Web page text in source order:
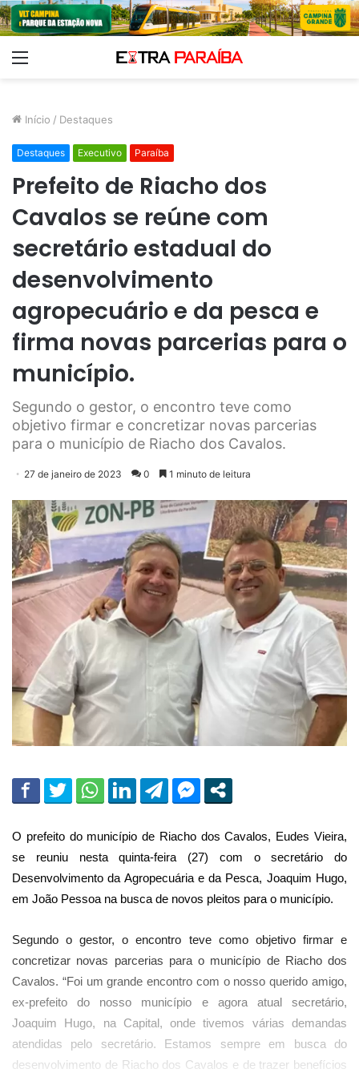
Início / Destaques
Destaques Executivo Paraíba
Prefeito de Riacho dos
Cavalos se reúne com
secretário estadual do
desenvolvimento
agropecuário e da pesca e
firma novas parcerias para o
município.
Segundo o gestor, o encontro teve como
objetivo firmar e concretizar novas parcerias
para o município de Riacho dos Cavalos.
27 de janeiro de 2023 0 1 minuto de leitura
O prefeito do município de Riacho dos Cavalos, Eudes Vieira,
se reuniu nesta quinta-feira (27) com o secretário do
Desenvolvimento da Agropecuária e da Pesca, Joaquim Hugo,
em João Pessoa na busca de novos pleitos para o município.
Segundo o gestor, o encontro teve como objetivo firmar e
concretizar novas parcerias para o município de Riacho dos
Cavalos. “Foi um grande encontro com o nosso querido amigo,
ex-prefeito do nosso município e agora atual secretário,
Joaquim Hugo, na Capital, onde tivemos várias demandas
atendidas pelo secretário. Estamos sempre em busca do
desenvolvimento de Riacho dos Cavalos e de trazer benefícios